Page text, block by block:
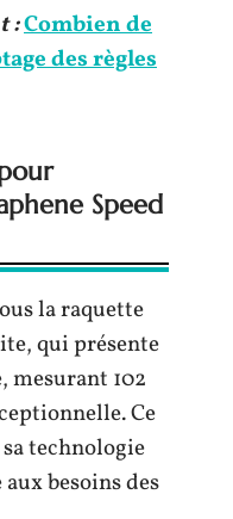
:Combien de
des règles
Speed
la raquette
qui présente
mesurant 102
Ce
technologie
aux besoins des